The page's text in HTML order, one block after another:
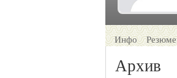
Инфо Резюме
Архив